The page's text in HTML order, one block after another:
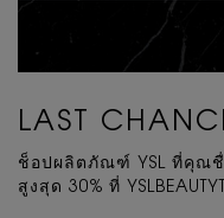
LAST
ช็อปผลิตภัณฑ์ YSL ที่คุณ
สูงสุด 30% ที่